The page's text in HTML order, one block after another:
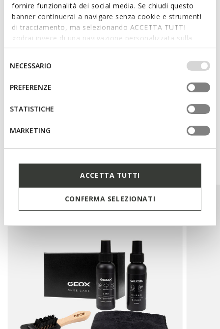
fornire funzionalità dei social media. Se chiudi questo
banner continuerai a navigare senza cookie e strumenti
di tracciamento, ma selezionando ACCETTA TUTTI
godrai invece di una navigazione personalizzata sulla
base dei tuoi gusti ed interessi. Selezionando
IMPOSTAZIONI potrai anche scegliere quali cookies ed
altri strumenti di tracciamento autorizzare. Per maggiori
informazioni o per modificare in qualsiasi momento le
tue impostazioni, visita la nostra
consenso
NECESSARIO
PREFERENZE
STATISTICHE
MARKETING
ACCETTA TUTTI
CONFERMA SELEZIONATI
Allacciatura con lacci e zip
L'altezza del gambale è di 17.5 cm / 6.89", misurata
sulla taglia 37 EU
Materiali
Tecnologie
Potrebbe piacerti anche